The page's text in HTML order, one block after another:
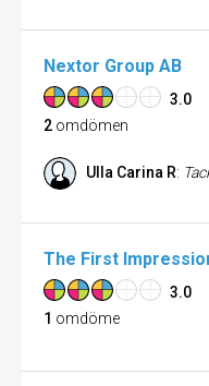
Nextor Group AB
3.0
2 omdömen
Ulla Carina R:
The First
3.0
1 omdöme